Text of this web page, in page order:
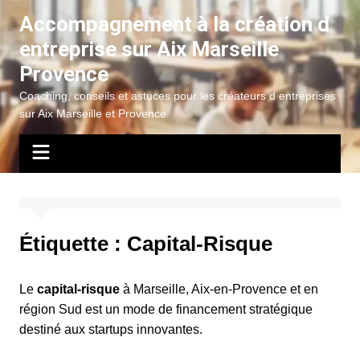
au
contenu
Accompagnement à la création d
entreprise sur Aix Marseille
Provence
Coaching, conseils et astuces pour les créateurs d entreprises
sur Aix Marseille et Provence
Étiquette : Capital-Risque
Lecapital-risqueà Marseille, Aix-en-Provence et en
région Sud est un mode de financement stratégique
destiné aux startups innovantes.